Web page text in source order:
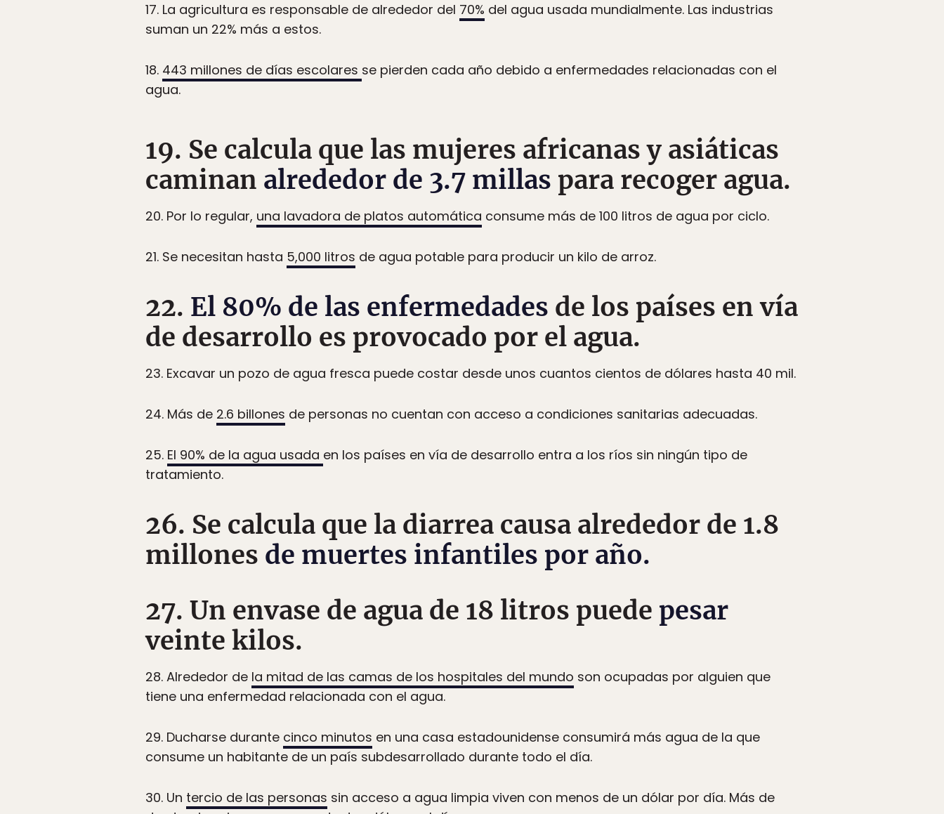
17. La agricultura es responsable de alrededor del 70% del agua usada mundialmente. Las industrias
suman un 22% más a estos.
18. 443 millones de días escolares se pierden cada año debido a enfermedades relacionadas con el
agua.
19. Se calcula que las mujeres africanas y asiáticas
caminan alrededor de 3.7 millas para recoger agua.
20. Por lo regular, una lavadora de platos automática consume más de 100 litros de agua por ciclo.
21. Se necesitan hasta 5,000 litros de agua potable para producir un kilo de arroz.
22. El 80% de las enfermedades de los países en vía
de desarrollo es provocado por el agua.
23. Excavar un pozo de agua fresca puede costar desde unos cuantos cientos de dólares hasta 40 mil.
24. Más de 2.6 billones de personas no cuentan con acceso a condiciones sanitarias adecuadas.
25. El 90% de la agua usada en los países en vía de desarrollo entra a los ríos sin ningún tipo de
tratamiento.
26. Se calcula que la diarrea causa alrededor de 1.8
millones de muertes infantiles por año.
27. Un envase de agua de 18 litros puede pesar
veinte kilos.
28. Alrededor de la mitad de las camas de los hospitales del mundo son ocupadas por alguien que
tiene una enfermedad relacionada con el agua.
29. Ducharse durante cinco minutos en una casa estadounidense consumirá más agua de la que
consume un habitante de un país subdesarrollado durante todo el día.
30. Un tercio de las personas sin acceso a agua limpia viven con menos de un dólar por día. Más de